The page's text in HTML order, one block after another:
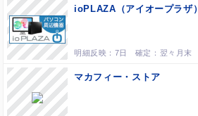
ioPLAZA（アイオープラザ）
7日 翌々月末
マカフィー・ストア